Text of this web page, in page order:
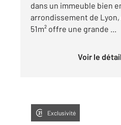
dans un immeuble bien
arrondissement de
51m² offre une grande ...
Voir le
Exclusivité